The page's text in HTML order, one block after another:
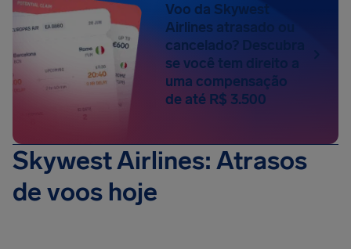
Voo da Skywest
Airlines atrasado ou
cancelado? Descubra
se você tem direito a
uma compensação
de até R$ 3.500
Skywest Airlines: Atrasos
de voos hoje